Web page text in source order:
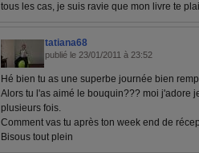
tous les cas, je suis ravie que mon livre te
tatiana68
publié le 23/01/2011 à 23:52
Hé bien tu as une superbe journée bien
Alors tu l'as aimé le bouquin??? moi j'adore
plusieurs fois.
Comment vas tu après ton week end de
Bisous tout plein